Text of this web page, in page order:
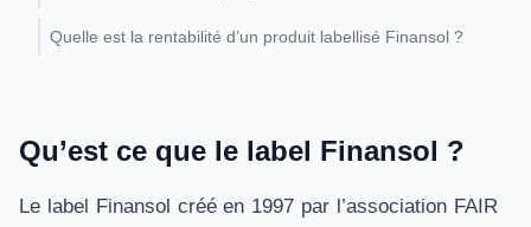
Quelle est la rentabilité d’un produit labellisé Finansol ?
Qu’est ce que le label Finansol ?
Le label Finansol créé en 1997 par l’association FAIR